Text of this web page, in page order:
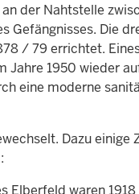
der Nahtstelle
Gefängnisses. Die
/ 79 errichtet.
Jahre 1950 wieder
eine moderne
Dazu einige
Elberfeld waren